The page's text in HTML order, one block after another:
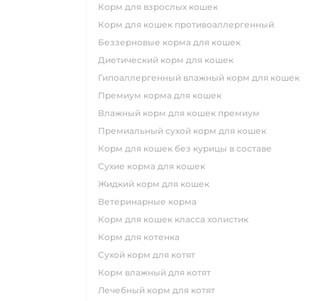
корм для взрослых кошек
корм для кошек противоаллергенный
беззерновые корма для кошек
диетический корм для кошек
гипоаллергенный влажный корм для кошек
премиум корма для кошек
влажный корм для кошек премиум
премиальный сухой корм для кошек
корм для кошек без курицы в составе
сухие корма для кошек
жидкий корм для кошек
ветеринарные корма
корм для кошек класса холистик
корм для котенка
сухой корм для котят
корм влажный для котят
лечебный корм для котят